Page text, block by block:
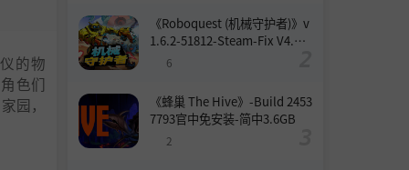
的物
色们
园，
《Roboquest (机械守护者)》v
1.6.2-51812-Steam-Fix V4.联
机版官中简体
6
《蜂巢 The Hive》-Build 2453
7793官中免安装-简中3.6GB
2